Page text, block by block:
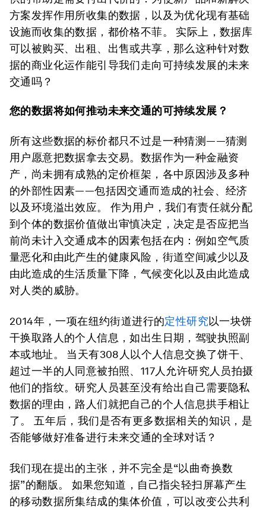
方案发挥作用所收集的数据，以及为优化现有基础
设施而收集的数据，都价格不菲。 实际上，数据库
可以被购买、出租、出售或共享，那么这种针对数
据的商业化运作能引导我们走向可持续发展的未来
交通吗？
您的数据将如何推动未来交通的可持续发展？
所有这些数据的标价都只不过是一种猜测——猜测
用户愿意把数据拿去交易。数据作为一种金融资
产，尚未拥有成熟的定价框架，各中原因涉及多种
的外部性因素——包括因交通而造成的社会、经济
以及环境溢出效应。 作为用户，我们有责任就分配
到个体的数据价值做出审慎决定，决定是否应把当
前尚未计入交通成本的因素包括在内：例如空气质
量恶化和由此产生的健康风险，街道空间减少以及
由此造成的生活质量下降，气候变化以及由此造成
对人类的威胁。
2014年，一项在纽约街道进行的定性研究以一块饼
干换取路人的个人信息，如出生日期，驾驶执照副
本或地址。 当天有308人以个人信息交换了饼干、
超过一半的人同意被拍照、117人允许研究人员拍摄
他们的指纹。研究人员甚至没有给出自己需要隐私
数据的理由，路人们就把自己的个人信息拱手相让
了。 五年后，我们是否有更多数据相关的知识，是
否能够做好准备进行未来交通的全球对话？
我们现在提出的主张，并不完全是“以曲奇换数
据”的翻版。 如果您知道，自己指尖轻扫屏幕产生
的移动数据所集结成的集体价值，可以改变公共利